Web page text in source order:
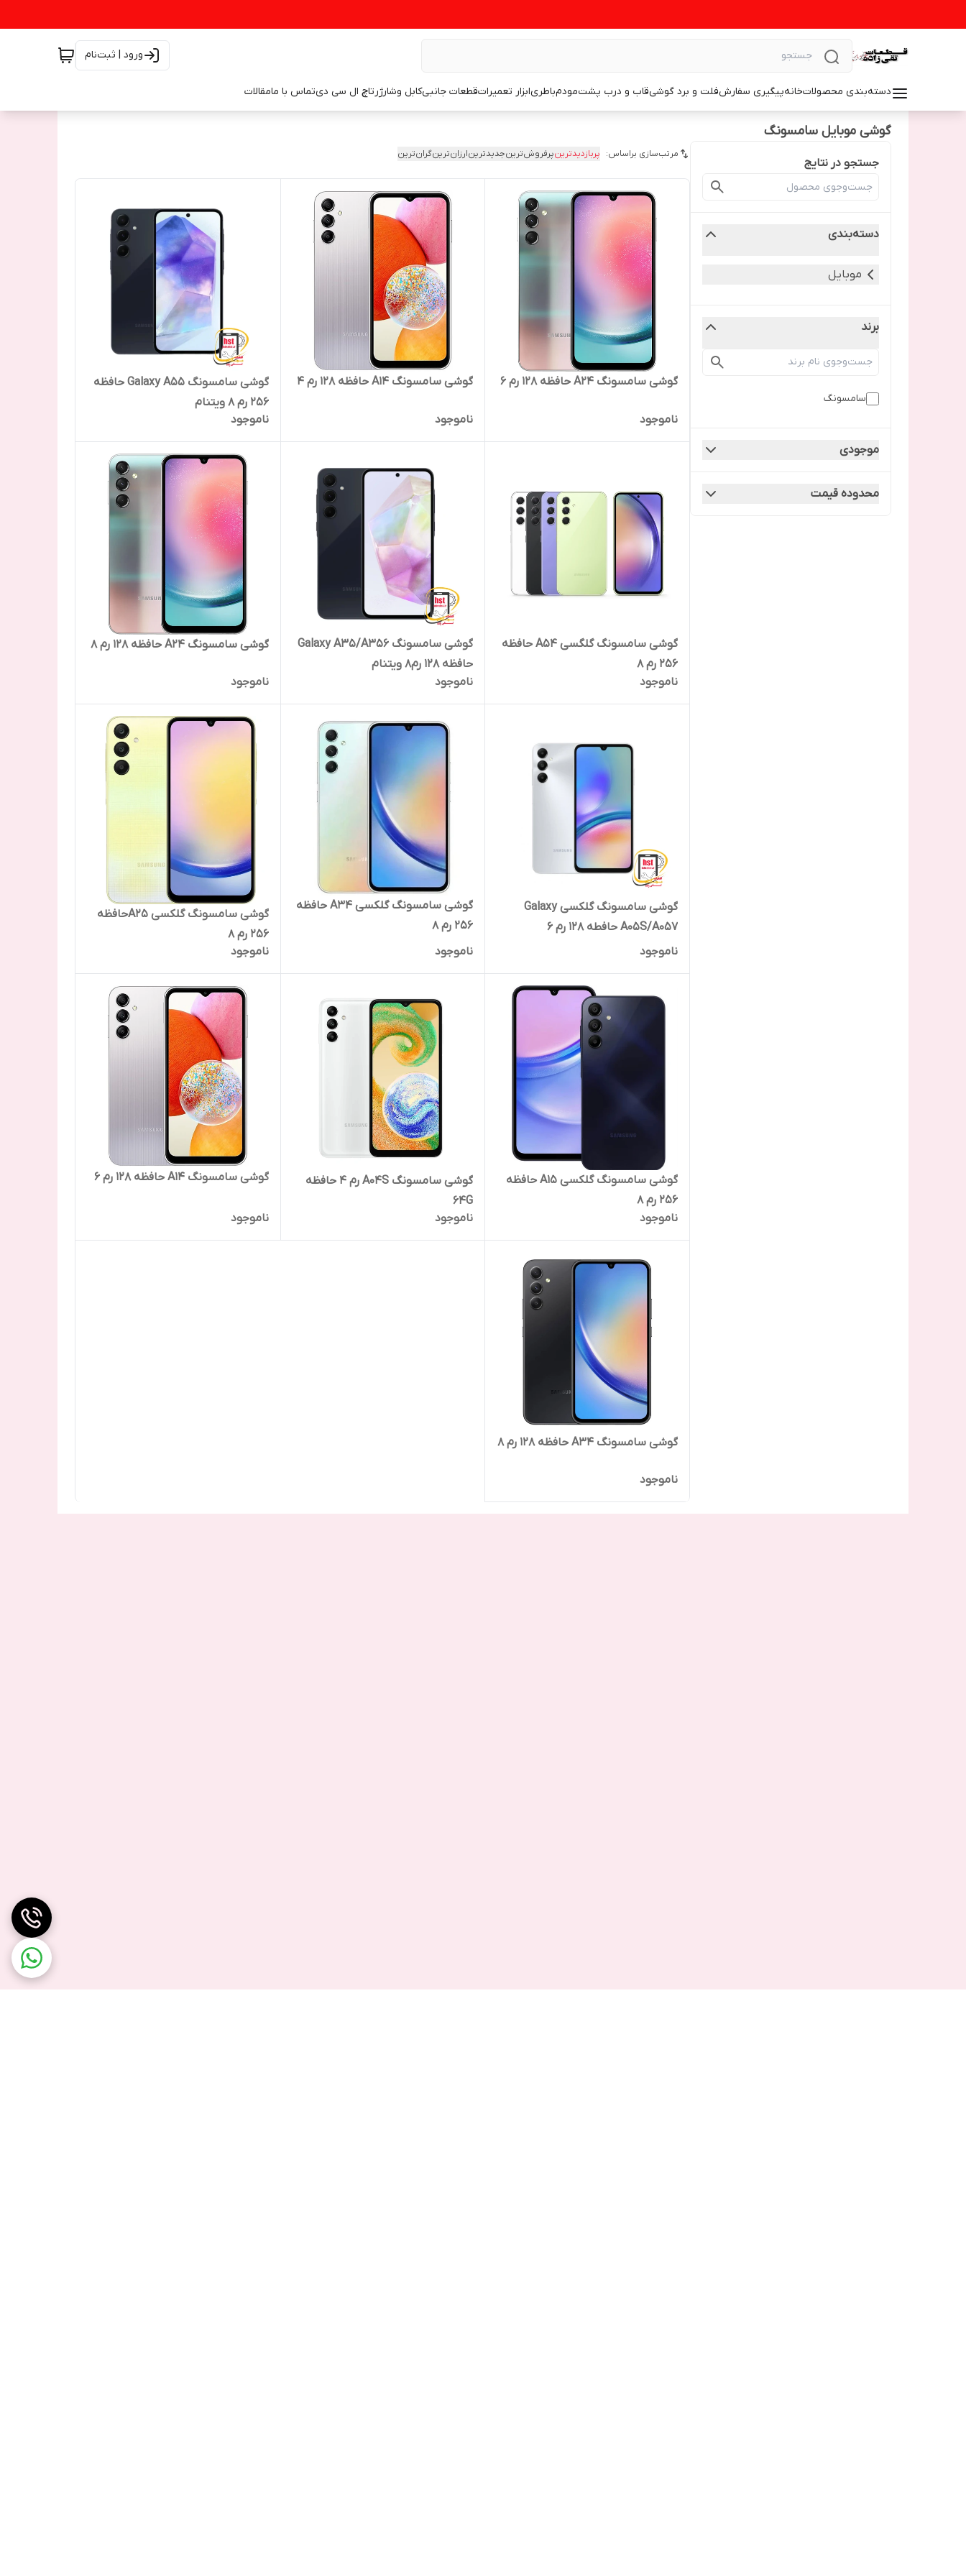
ورود | ثبت‌نام
دسته‌بندی محصولاتخانهپیگیری سفارشفلت و برد گوشیقاب و درب پشتمودمباطریابزار تعمیراتقطعات جانبیکابل وشارژرتاچ ال سی دیتماس با مامقالات
گوشی موبایل سامسونگ
جستجو در نتایج
دسته‌بندی
موبایل
برند
سامسونگ
موجودی
محدوده قیمت
مرتب‌سازی براساس: پربازدیدترینپرفروش‌ترینجدیدترینارزان‌ترینگران‌ترین
گوشی سامسونگ A24 حافظه 128 رم 6
ناموجود
گوشی سامسونگ A14 حافظه 128 رم 4
ناموجود
گوشی سامسونگ Galaxy A55 حافظه
256 رم 8 ویتنام
ناموجود
گوشی سامسونگ گلگسی A54 حافظه
256 رم 8
ناموجود
گوشی سامسونگ Galaxy A35/A356
حافظه 128 رم8 ویتنام
ناموجود
گوشی سامسونگ A24 حافظه 128 رم 8
ناموجود
گوشی سامسونگ گلکسی Galaxy
A05S/A057 حافطه 128 رم 6
ناموجود
گوشی سامسونگ گلکسی A34 حافظه
256 رم 8
ناموجود
گوشی سامسونگ گلکسی A25حافظه
۲۵۶ رم ۸
ناموجود
گوشی سامسونگ گلکسی A15 حافظه
۲۵۶ رم ۸
ناموجود
گوشی سامسونگ A04S رم 4 حافظه
64G
ناموجود
گوشی سامسونگ A14 حافظه 128 رم 6
ناموجود
گوشی سامسونگ A34 حافظه 128 رم 8
ناموجود